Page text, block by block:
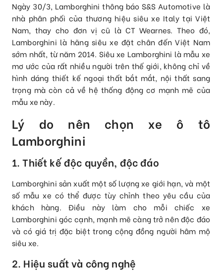
Ngày 30/3, Lamborghini thông báo S&S Automotive là
nhà phân phối của thương hiệu siêu xe Italy tại Việt
Nam, thay cho đơn vị cũ là CT Wearnes. Theo đó,
Lamborghini là hãng siêu xe đặt chân đến Việt Nam
sớm nhất, từ năm 2014. Siêu xe Lamborghini là mẫu xe
mơ ước của rất nhiều người trên thế giới, không chỉ về
hình dáng thiết kế ngoại thất bắt mắt, nội thất sang
trọng mà còn cả về hệ thống động cơ mạnh mẽ của
mẫu xe này.
Lý do nên chọn xe ô tô
Lamborghini
1. Thiết kế độc quyền, độc đáo
Lamborghini sản xuất một số lượng xe giới hạn, và một
số mẫu xe có thể được tùy chỉnh theo yêu cầu của
khách hàng. Điều này làm cho mỗi chiếc xe
Lamborghini góc cạnh, mạnh mẽ càngtrở nên độc đáo
và có giá trị đặc biệt trong cộng đồng người hâm mộ
siêu xe.
2. Hiệu suất và công nghệ